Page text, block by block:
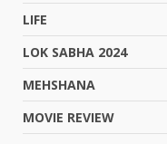
LIFE
LOK SABHA 2024
MEHSHANA
MOVIE REVIEW